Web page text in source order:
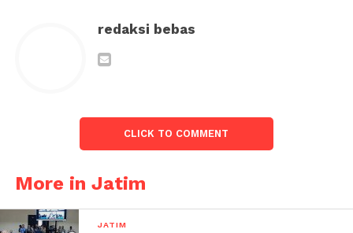
redaksi bebas
CLICK TO COMMENT
More in Jatim
JATIM